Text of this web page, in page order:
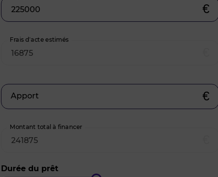
€
Frais d’acte estimés
Apport €
Montant total à financer
Durée du prêt